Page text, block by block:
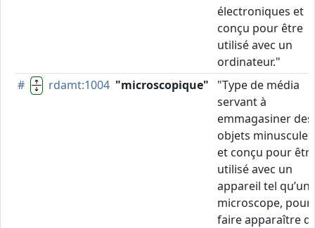
électroniques et
conçu pour être
utilisé avec un
ordinateur."
#
rdamt:1004 "microscopique"
"Type de média
servant à
emmagasiner des
objets minuscules
et conçu pour
utilisé avec un
appareil tel qu’un
microscope, pour
faire apparaître